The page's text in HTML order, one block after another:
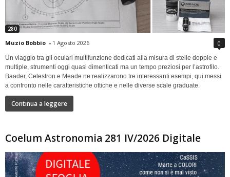
280
Muzio Bobbio - 1 Agosto 2026 0
Un viaggio tra gli oculari multifunzione dedicati alla misura di stelle doppie e
multiple, strumenti oggi quasi dimenticati ma un tempo preziosi per l’astrofilo.
Baader, Celestron e Meade ne realizzarono tre interessanti esempi, qui messi
a confronto nelle caratteristiche ottiche e nelle diverse scale graduate.
Continua a leggere
Coelum Astronomia 281 IV/2026 Digitale